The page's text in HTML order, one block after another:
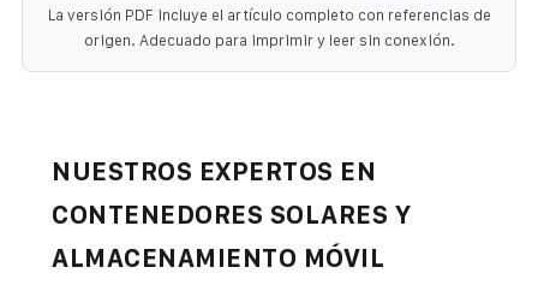
La versión PDF incluye el artículo completo con referencias de
origen. Adecuado para imprimir y leer sin conexión.
NUESTROS EXPERTOS EN
CONTENEDORES SOLARES Y
ALMACENAMIENTO MÓVIL